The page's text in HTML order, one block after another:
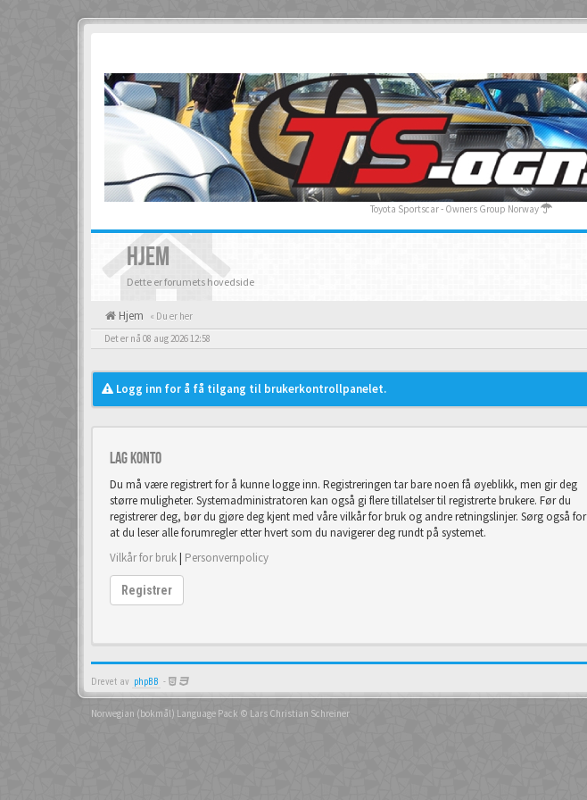
Toyota Sportscar - Owners Group Norway
HJEM
Dette er forumets hovedside
Hjem « Du er her
Det er nå 08 aug 2026 12:58
Logg inn for å få tilgang til brukerkontrollpanelet.
Lag konto
Du må være registrert for å kunne logge inn. Registreringen tar bare noen få øyeblikk, men gir deg
større muligheter. Systemadministratoren kan også gi flere tillatelser til registrerte brukere. Før du
registrerer deg, bør du gjøre deg kjent med våre vilkår for bruk og andre retningslinjer. Sørg også for
at du leser alle forumregler etter hvert som du navigerer deg rundt på systemet.
Vilkår for bruk| Personvernpolicy
Registrer
Drevet av phpBB -
Norwegian (bokmål) Language Pack © Lars Christian Schreiner